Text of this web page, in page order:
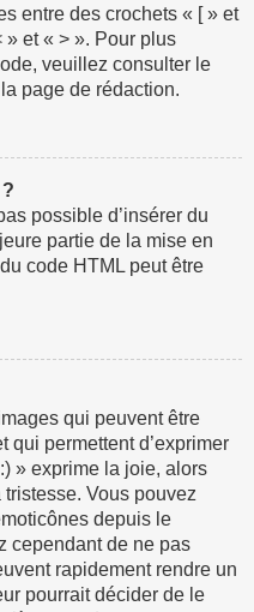
entre des crochets « [ » et
et « > ». Pour plus
veuillez consulter le
page de rédaction.
possible d’insérer du
partie de la mise en
code HTML peut être
qui peuvent être
qui permettent d’exprimer
» exprime la joie, alors
tristesse. Vous pouvez
depuis le
cependant de ne pas
rapidement rendre un
pourrait décider de le